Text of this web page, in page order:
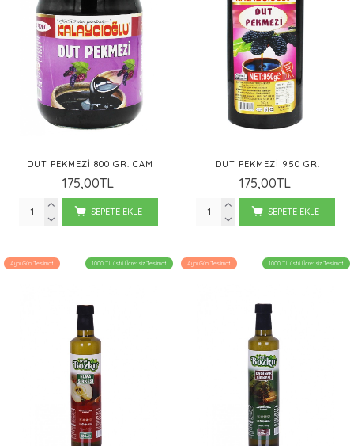
DUT PEKMEZI 800 GR. CAM
175,00TL
SEPETE EKLE
DUT PEKMEZI 950 GR.
175,00TL
SEPETE EKLE
Aynı Gün Teslimat 1000 TL üstü Ücretsiz Teslimat Aynı Gün Teslimat 1000 TL üstü Ücretsiz Teslimat